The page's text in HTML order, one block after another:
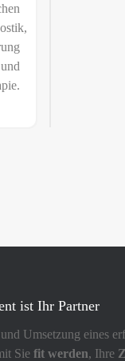
und
ist Ihr Partner
Umsetzung eines
Sie fit werden, Ihre